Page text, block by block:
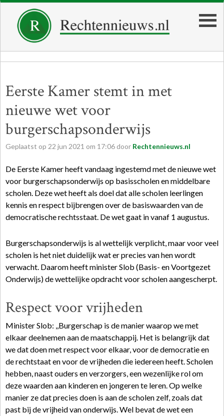
Eerste Kamer stemt in met
nieuwe wet voor
burgerschapsonderwijs
Geplaatst op 22 jun 2021 om 17:06 door Rechtennieuws.nl
De Eerste Kamer heeft vandaag ingestemd met de nieuwe wet
voor burgerschapsonderwijs op basisscholen en middelbare
scholen. Deze wet heeft als doel dat alle scholen leerlingen
kennis en respect bijbrengen over de basiswaarden van de
democratische rechtsstaat. De wet gaat in vanaf 1 augustus.
Burgerschapsonderwijs is al wettelijk verplicht, maar voor veel
scholen is het niet duidelijk wat er precies van hen wordt
verwacht. Daarom heeft minister Slob (Basis- en Voortgezet
Onderwijs) de wettelijke opdracht voor scholen aangescherpt.
Respect voor vrijheden
Minister Slob: ,,Burgerschap is de manier waarop we met
elkaar deelnemen aan de maatschappij. Het is belangrijk dat
we dat doen met respect voor elkaar, voor de democratie en
de rechtstaat en voor de vrijheden die iedereen heeft. Scholen
hebben, naast ouders en verzorgers, een wezenlijke rol om
deze waarden aan kinderen en jongeren te leren. Op welke
manier ze dat precies doen is aan de scholen zelf, zoals dat
past bij de vrijheid van onderwijs. Wel bevat de wet een